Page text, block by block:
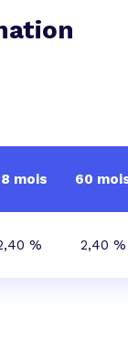
mois 60
% 2,40 %